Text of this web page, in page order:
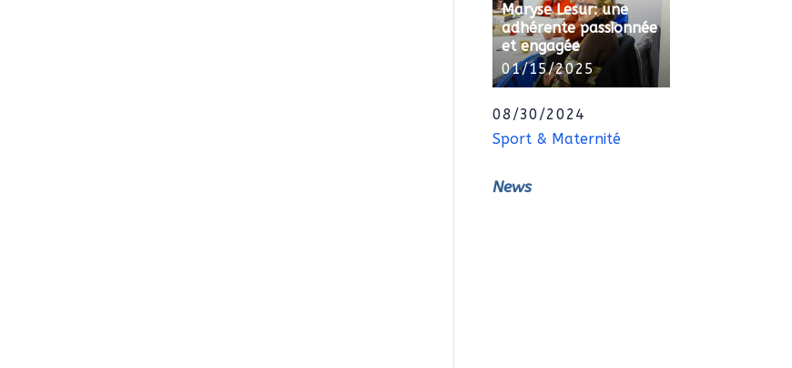
Maryse Lesur: une
adhérente passionnée
et engagée
01/15/2025
08/30/2024
Sport & Maternité
News